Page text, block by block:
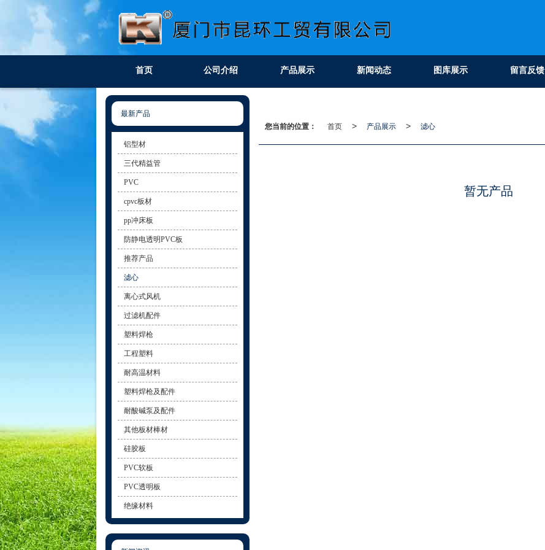
首页 公司介绍 产品展示 新闻动态 图库展示 留言反馈
您当前的位置： 首页 > 产品展示 > 滤心
暂无产品
最新产品
铝型材
三代精益管
PVC
cpvc板材
pp冲床板
防静电透明PVC板
推荐产品
滤心
离心式风机
过滤机配件
塑料焊枪
工程塑料
耐高温材料
塑料焊枪及配件
耐酸碱泵及配件
其他板材棒材
硅胶板
PVC软板
PVC透明板
绝缘材料